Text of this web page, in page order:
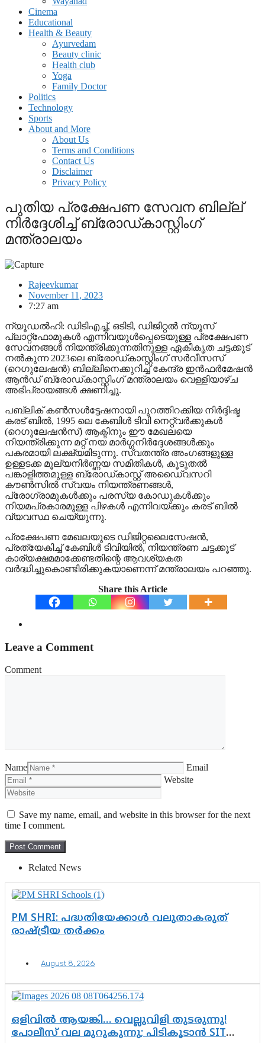
Cinema
Educational
Health & Beauty
Ayurvedam
Beauty clinic
Health club
Yoga
Family Doctor
Politics
Technology
Sports
About and More
About Us
Terms and Conditions
Contact Us
Disclaimer
Privacy Policy
പുതിയ പ്രക്ഷേപണ സേവന ബില്ല്
നിര്‍ദ്ദേശിച്ച് ബ്രോഡ്കാസ്റ്റിംഗ്
മന്ത്രാലയം
Rajeevkumar
November 11, 2023
7:27 am
ന്യൂഡല്‍ഹി: ഡിടിഎച്ച്, ഒടിടി, ഡിജിറ്റല്‍ ന്യൂസ്
പ്ലാറ്റ്ഫോമുകള്‍ എന്നിവയുള്‍പ്പെടെയുള്ള പ്രക്ഷേപണ
സേവനങ്ങള്‍ നിയന്ത്രിക്കുന്നതിനുള്ള ഏകീകൃത ചട്ടക്കൂട്
നല്‍കുന്ന 2023ലെ ബ്രോഡ്കാസ്റ്റിംഗ് സര്‍വീസസ്
(റെഗുലേഷന്‍) ബില്ലിനെക്കുറിച്ച് കേന്ദ്ര ഇന്‍ഫര്‍മേഷന്‍
ആന്‍ഡ് ബ്രോഡ്കാസ്റ്റിംഗ് മന്ത്രാലയം വെള്ളിയാഴ്ച
അഭിപ്രായങ്ങള്‍ ക്ഷണിച്ചു.
പബ്ലിക് കണ്‍സള്‍ട്ടേഷനായി പുറത്തിറക്കിയ നിര്‍ദ്ദിഷ്ട
കരട് ബില്‍, 1995 ലെ കേബിള്‍ ടിവി നെറ്റ്വര്‍ക്കുകള്‍
(റെഗുലേഷന്‍സ്) ആക്ടിനും ഈ മേഖലയെ
നിയന്ത്രിക്കുന്ന മറ്റ് നയ മാര്‍ഗ്ഗനിര്‍ദ്ദേശങ്ങള്‍ക്കും
പകരമായി ലക്ഷ്യമിടുന്നു. സ്വതന്ത്ര അംഗങ്ങളുള്ള
ഉള്ളടക്ക മൂല്യനിര്‍ണ്ണയ സമിതികള്‍, കൂടുതല്‍
പങ്കാളിത്തമുള്ള ബ്രോഡ്കാസ്റ്റ് അഡൈ്വസറി
കൗണ്‍സില്‍ സ്വയം നിയന്ത്രണങ്ങള്‍,
പ്രോഗ്രാമുകള്‍ക്കും പരസ്യ കോഡുകള്‍ക്കും
നിയമപ്രകാരമുള്ള പിഴകള്‍ എന്നിവയ്ക്കും കരട് ബില്‍
വ്യവസ്ഥ ചെയ്യുന്നു.
പ്രക്ഷേപണ മേഖലയുടെ ഡിജിറ്റലൈസേഷന്‍,
പ്രത്യേകിച്ച് കേബിള്‍ ടിവിയില്‍, നിയന്ത്രണ ചട്ടക്കൂട്
കാര്യക്ഷമമാക്കേണ്ടതിന്റെ ആവശ്യകത
വര്‍ദ്ധിച്ചുകൊണ്ടിരിക്കുകയാണെന്ന് മന്ത്രാലയം പറഞ്ഞു.
Share this Article
Leave a Comment
Comment
Name
Email
Website
Save my name, email, and website in this browser for the next
time I comment.
Related News
PM SHRI: പദ്ധതിയേക്കാൾ വലുതാകരുത്
രാഷ്ട്രീയ തർക്കം
August 8, 2026
ഒളിവിൽ ആയങ്കി… വെല്ലുവിളി തുടരുന്നു!
പോലീസ് വല മുറുകുന്നു; പിടികൂടാൻ SIT